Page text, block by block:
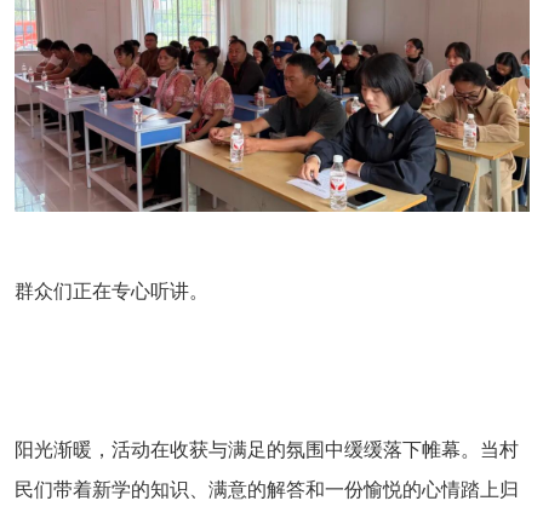
群众们正在专心听讲。
阳光渐暖，活动在收获与满足的氛围中缓缓落下帷幕。当村
民们带着新学的知识、满意的解答和一份愉悦的心情踏上归